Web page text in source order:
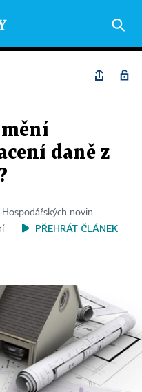
mění
daně z
novin
PŘEHRÁT ČLÁNEK